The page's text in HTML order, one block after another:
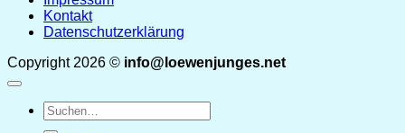
Kontakt
Datenschutzerklärung
Copyright 2026 © info@loewenjunges.net
Suchen
nach: